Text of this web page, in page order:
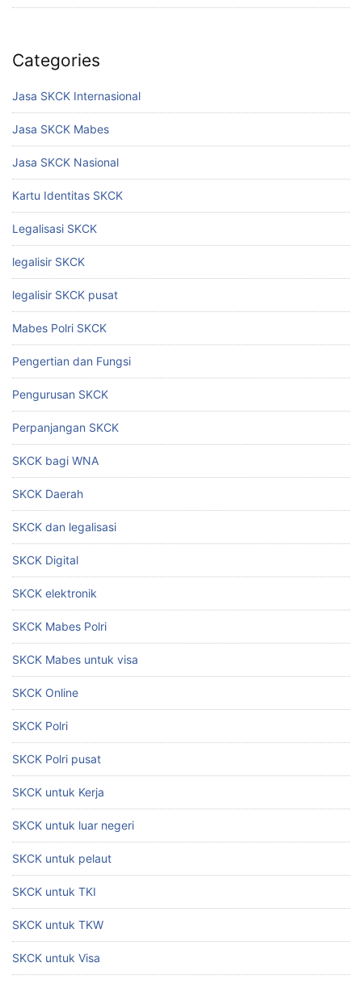
Categories
Jasa SKCK Internasional
Jasa SKCK Mabes
Jasa SKCK Nasional
Kartu Identitas SKCK
Legalisasi SKCK
legalisir SKCK
legalisir SKCK pusat
Mabes Polri SKCK
Pengertian dan Fungsi
Pengurusan SKCK
Perpanjangan SKCK
SKCK bagi WNA
SKCK Daerah
SKCK dan legalisasi
SKCK Digital
SKCK elektronik
SKCK Mabes Polri
SKCK Mabes untuk visa
SKCK Online
SKCK Polri
SKCK Polri pusat
SKCK untuk Kerja
SKCK untuk luar negeri
SKCK untuk pelaut
SKCK untuk TKI
SKCK untuk TKW
SKCK untuk Visa